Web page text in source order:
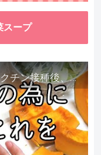
スープ
【身体はなんでも知ってる】ワクチン接種後、異常に食べたくなった野菜が細胞回復に貢献してくれました。